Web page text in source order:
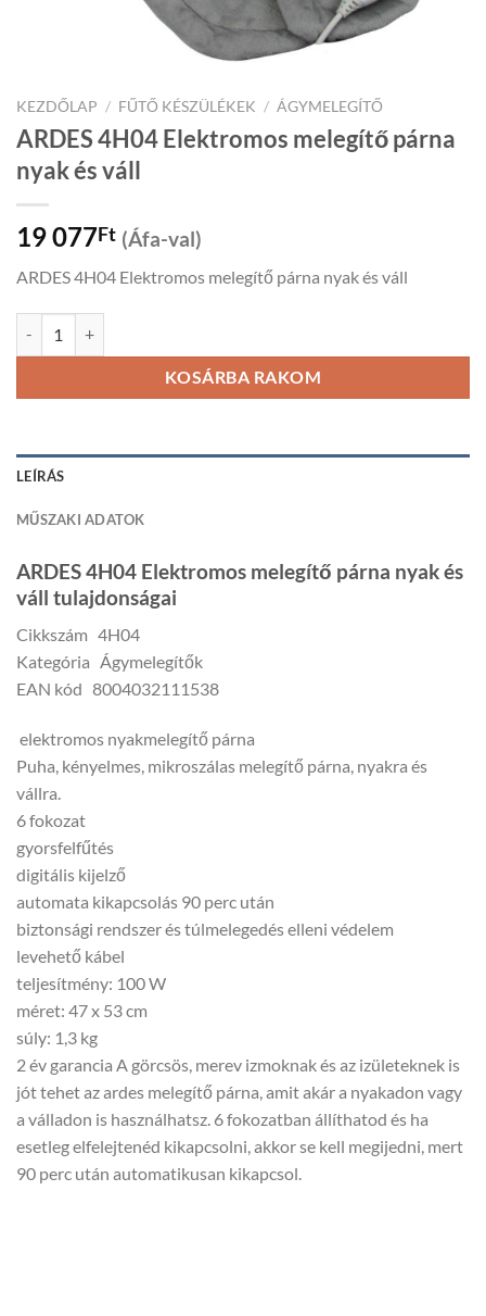
KEZDŐLAP / FŰTŐ KÉSZÜLÉKEK / ÁGYMELEGÍTŐ
ARDES 4H04 Elektromos melegítő párna
nyak és váll
19 077Ft (Áfa-val)
ARDES 4H04 Elektromos melegítő párna nyak és váll
KOSÁRBA RAKOM
LEÍRÁS
MŰSZAKI ADATOK
ARDES 4H04 Elektromos melegítő párna nyak és
váll tulajdonságai
Cikkszám 4H04
Kategória Ágymelegítők
EAN kód 8004032111538
elektromos nyakmelegítő párna
Puha, kényelmes, mikroszálas melegítő párna, nyakra és
vállra.
6 fokozat
gyorsfelfűtés
digitális kijelző
automata kikapcsolás 90 perc után
biztonsági rendszer és túlmelegedés elleni védelem
levehető kábel
teljesítmény: 100 W
méret: 47 x 53 cm
súly: 1,3 kg
2 év garancia A görcsös, merev izmoknak és az izületeknek is
jót tehet az ardes melegítő párna, amit akár a nyakadon vagy
a válladon is használhatsz. 6 fokozatban állíthatod és ha
esetleg elfelejtenéd kikapcsolni, akkor se kell megijedni, mert
90 perc után automatikusan kikapcsol.